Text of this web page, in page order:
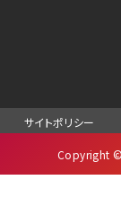
サイトポリシー
Copyright